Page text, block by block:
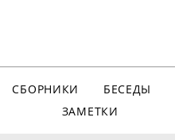
СБОРНИКИ БЕСЕДЫ
ЗАМЕТКИ